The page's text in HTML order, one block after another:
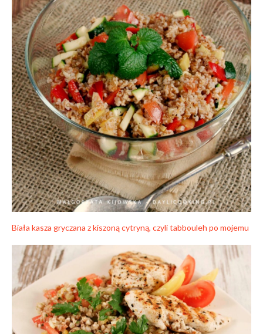
Biała kasza gryczana z kiszoną cytryną, czyli tabbouleh po mojemu